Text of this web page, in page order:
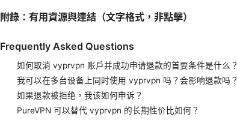
附錄：有用資源與連結（文字格式，非點擊）
Frequently Asked Questions
如何取消 vyprvpn 账户并成功申请退款的首要条件是什么？
我可以在多台设备上同时使用 vyprvpn 吗？会影响退款吗？
如果退款被拒绝，我该如何申诉？
PureVPN 可以替代 vyprvpn 的长期性价比如何？